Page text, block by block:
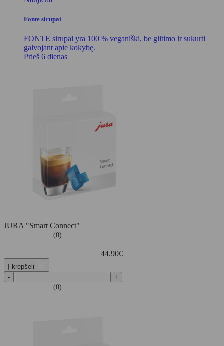
Fonte sirupai
FONTE sirupai yra 100 % veganiški, be glitimo ir sukurti
galvojant apie kokybę.
Prieš 6 dienas
JURA "Smart Connect"
(0)
44.90€
Į krepšelį
-
+
(0)